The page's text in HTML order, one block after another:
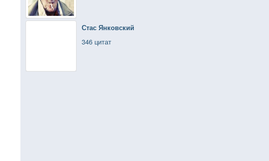
Стас Янковский
346 цитат